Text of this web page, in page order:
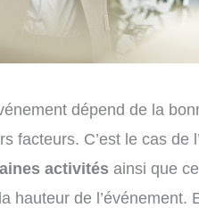
dépend de la
facteurs. C’est le cas
activités ainsi que
hauteur de